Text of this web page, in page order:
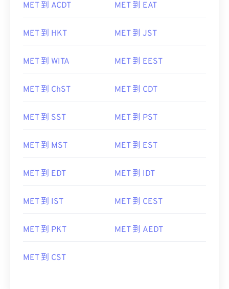
MET 到 ACDT MET 到 EAT
MET 到 HKT MET 到 JST
MET 到 WITA MET 到 EEST
MET 到 ChST MET 到 CDT
MET 到 SST MET 到 PST
MET 到 MST MET 到 EST
MET 到 EDT MET 到 IDT
MET 到 IST MET 到 CEST
MET 到 PKT MET 到 AEDT
MET 到 CST